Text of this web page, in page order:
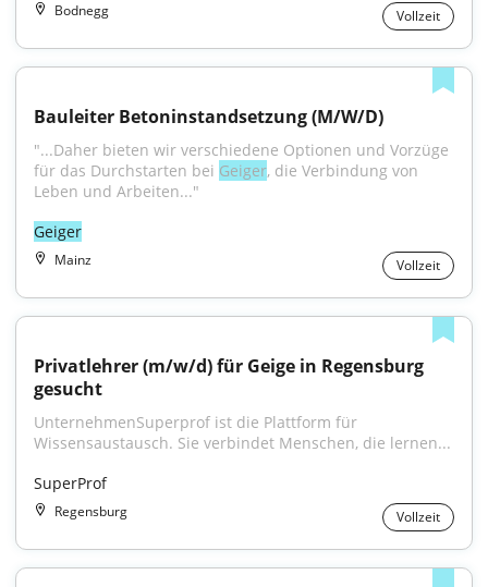
Bodnegg Vollzeit
Bauleiter Betoninstandsetzung (M/W/D)
"...Daher bieten wir verschiedene Optionen und Vorzüge
für das Durchstarten bei Geiger, die Verbindung von
Leben und Arbeiten..."
Geiger
Mainz Vollzeit
Privatlehrer (m/w/d) für Geige in Regensburg
gesucht
UnternehmenSuperprof ist die Plattform für
Wissensaustausch. Sie verbindet Menschen, die lernen...
SuperProf
Regensburg Vollzeit